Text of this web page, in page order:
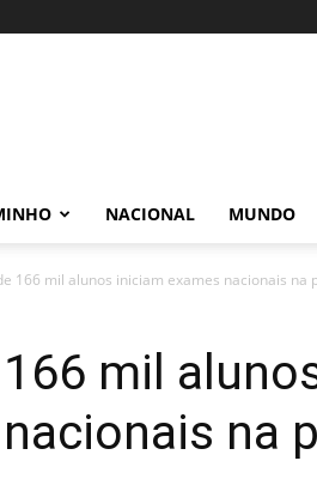
NACIONAL MUNDO
166 mil alunos iniciam exames nacionais na
mil
na